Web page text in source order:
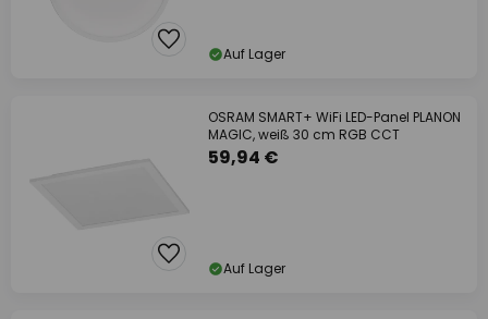
Auf Lager
OSRAM SMART+ WiFi LED-Panel PLANON
MAGIC, weiß 30 cm RGB CCT
59,94 €
Auf Lager